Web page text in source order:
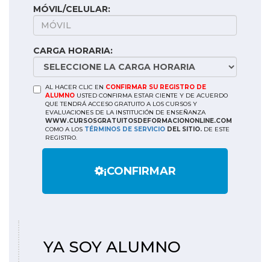
MÓVIL/CELULAR:
CARGA HORARIA:
AL HACER CLIC EN CONFIRMAR SU REGISTRO DE
ALUMNO USTED CONFIRMA ESTAR CIENTE Y DE ACUERDO
QUE TENDRÁ ACCESO GRATUITO A LOS CURSOS Y
EVALUACIONES DE LA INSTITUCIÓN DE ENSEÑANZA
WWW.CURSOSGRATUITOSDEFORMACIONONLINE.COM
COMO A LOS TÉRMINOS DE SERVICIO DEL SITIO. DE ESTE
REGISTRO.
¡CONFIRMAR
YA SOY ALUMNO